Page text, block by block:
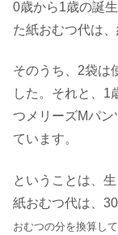
0歳から1歳の誕
た紙おむつ代は
そのうち、2袋は
した。それと、1
つメリーズMパ
ています。
ということは、
紙おむつ代は、
おむつの分を換算し